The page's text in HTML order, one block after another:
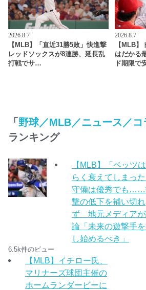
2026.8.7
【MLB】「直近31勝5敗」快進撃
レッドソックスが8連勝、延長乱
打戦でサ…
2026.8.7
【MLB】
はだかる
ド期限で
「 野球／MLB／ニュース／コ
ランキング
【MLB】「ベッツ
らく衰えてしまった
守備は優秀でも
撃の低下を補い切れ
ず 地元メディアが
論「未来の遊撃手
し始めるべき」
6.5k件のビュー
【MLB】イチロー氏、
マリナーズ球団主催の
ホームランダービーに